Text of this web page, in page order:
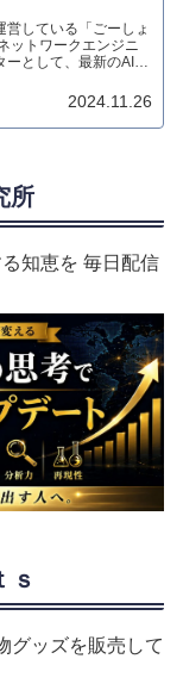
営している「ごーしょ
ットワークエンジニ
として、最新のAIテ
作、オリジナルハンド
っています。
2024.11.26
所
知恵を 毎日配信
ｓ
グッズを販売して